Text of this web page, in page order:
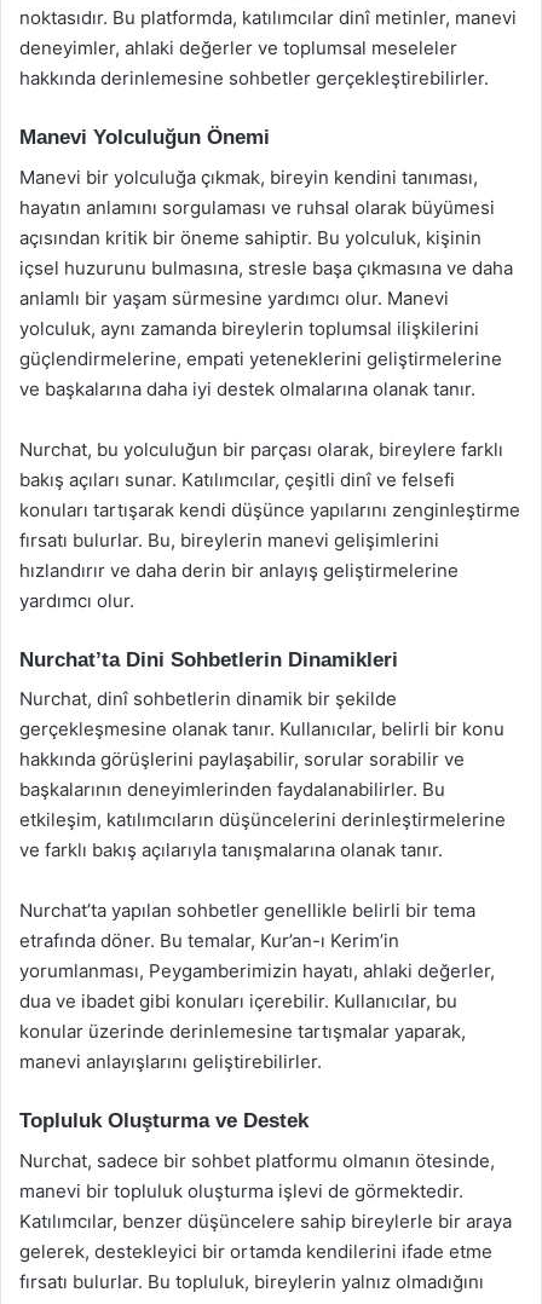
noktasıdır. Bu platformda, katılımcılar dinî metinler, manevi
deneyimler, ahlaki değerler ve toplumsal meseleler
hakkında derinlemesine sohbetler gerçekleştirebilirler.
Manevi Yolculuğun Önemi
Manevi bir yolculuğa çıkmak, bireyin kendini tanıması,
hayatın anlamını sorgulaması ve ruhsal olarak büyümesi
açısından kritik bir öneme sahiptir. Bu yolculuk, kişinin
içsel huzurunu bulmasına, stresle başa çıkmasına ve daha
anlamlı bir yaşam sürmesine yardımcı olur. Manevi
yolculuk, aynı zamanda bireylerin toplumsal ilişkilerini
güçlendirmelerine, empati yeteneklerini geliştirmelerine
ve başkalarına daha iyi destek olmalarına olanak tanır.
Nurchat, bu yolculuğun bir parçası olarak, bireylere farklı
bakış açıları sunar. Katılımcılar, çeşitli dinî ve felsefi
konuları tartışarak kendi düşünce yapılarını zenginleştirme
fırsatı bulurlar. Bu, bireylerin manevi gelişimlerini
hızlandırır ve daha derin bir anlayış geliştirmelerine
yardımcı olur.
Nurchat’ta Dini Sohbetlerin Dinamikleri
Nurchat, dinî sohbetlerin dinamik bir şekilde
gerçekleşmesine olanak tanır. Kullanıcılar, belirli bir konu
hakkında görüşlerini paylaşabilir, sorular sorabilir ve
başkalarının deneyimlerinden faydalanabilirler. Bu
etkileşim, katılımcıların düşüncelerini derinleştirmelerine
ve farklı bakış açılarıyla tanışmalarına olanak tanır.
Nurchat’ta yapılan sohbetler genellikle belirli bir tema
etrafında döner. Bu temalar, Kur’an-ı Kerim’in
yorumlanması, Peygamberimizin hayatı, ahlaki değerler,
dua ve ibadet gibi konuları içerebilir. Kullanıcılar, bu
konular üzerinde derinlemesine tartışmalar yaparak,
manevi anlayışlarını geliştirebilirler.
Topluluk Oluşturma ve Destek
Nurchat, sadece bir sohbet platformu olmanın ötesinde,
manevi bir topluluk oluşturma işlevi de görmektedir.
Katılımcılar, benzer düşüncelere sahip bireylerle bir araya
gelerek, destekleyici bir ortamda kendilerini ifade etme
fırsatı bulurlar. Bu topluluk, bireylerin yalnız olmadığını